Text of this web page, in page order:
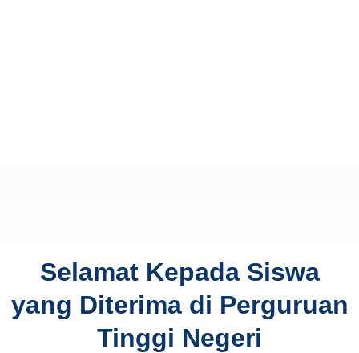
Selamat Kepada Siswa
yang Diterima di Perguruan
Tinggi Negeri